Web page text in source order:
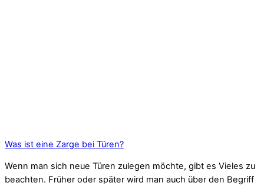
Was ist eine Zarge bei Türen?
Wenn man sich neue Türen zulegen möchte, gibt es Vieles zu
beachten. Früher oder später wird man auch über den Begriff